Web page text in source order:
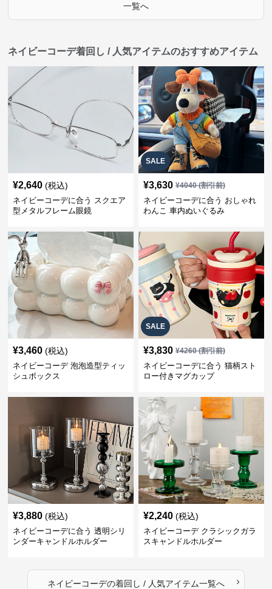
一覧へ
ネイビーコーデ着回し / 人気アイテムのおすすめアイテム
¥2,640 (税込)
ネイビーコーデに合う スクエア
型メタルフレーム眼鏡
SALE
¥3,630 ¥4040(割引前)
ネイビーコーデに合う おしゃれ
わんこ 車内ぬいぐるみ
¥3,460 (税込)
ネイビーコーデ 泡泡造型ティッ
シュボックス
SALE
¥3,830 ¥4260(割引前)
ネイビーコーデに合う 猫柄スト
ロー付きマグカップ
¥3,880 (税込)
ネイビーコーデに合う 透明シリ
ンダーキャンドルホルダー
¥2,240 (税込)
ネイビーコーデ クラシックガラ
スキャンドルホルダー
ネイビーコーデの着回し / 人気アイテム一覧へ ›